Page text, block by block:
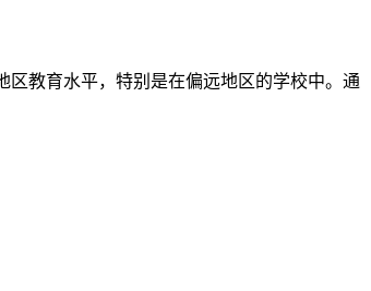
教育水平，特别是在偏远地区的学校中。通